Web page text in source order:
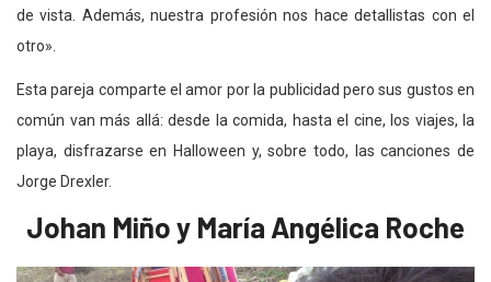
de vista. Además, nuestra profesión nos hace detallistas con el
otro».
Esta pareja comparte el amor por la publicidad pero sus gustos en
común van más allá: desde la comida, hasta el cine, los viajes, la
playa, disfrazarse en Halloween y, sobre todo, las canciones de
Jorge Drexler.
Johan Miño y María Angélica Roche